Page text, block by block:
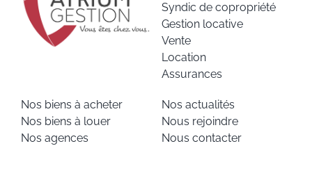
Syndic de copropriété
Gestion locative
Vente
Location
Assurances
Nos biens à acheter
Nos biens à louer
Nos agences
Nos actualités
Nous rejoindre
Nous contacter